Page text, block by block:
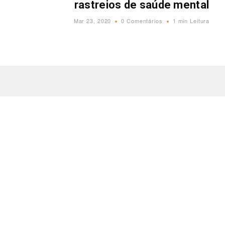
rastreios de saúde mental
Mar 23, 2020 0 Comentários 1 min Leitura